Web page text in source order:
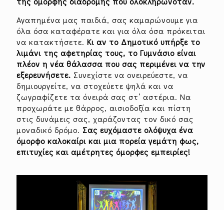
Αγαπημένα μας παιδιά, σας καμαρώνουμε για
όλα όσα καταφέρατε και για όλα όσα πρόκειται
να κατακτήσετε. Κι αν το Δημοτικό υπήρξε το
λιμάνι της αφετηρίας τους, το Γυμνάσιο είναι
πλέον η νέα θάλασσα που σας περιμένει να την
εξερευνήσετε. Συνεχίστε να ονειρεύεστε, να
δημιουργείτε, να στοχεύετε ψηλά και να
ζωγραφίζετε τα όνειρά σας στ’ αστέρια. Να
προχωράτε με θάρρος, αισιοδοξία και πίστη
στις δυνάμεις σας, χαράζοντας τον δικό σας
μοναδικό δρόμο. Σας ευχόμαστε ολόψυχα ένα
όμορφο καλοκαίρι και μια πορεία γεμάτη φως,
επιτυχίες και αμέτρητες όμορφες εμπειρίες!